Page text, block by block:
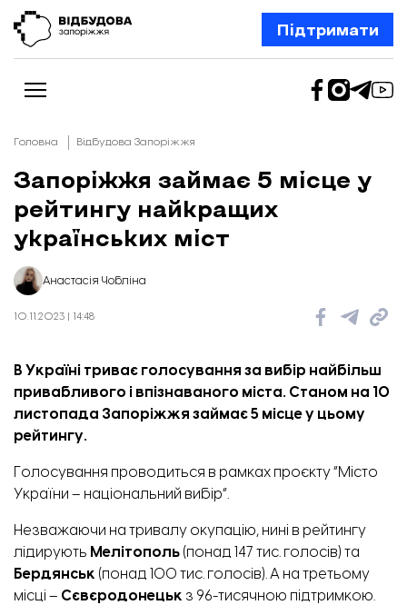
Підтримати
Новини
Відбудова Запоріжжя
Ексклюзив
Бізнес
Шлях додому
Відбудова. Життя
Про нас
Головна Відбудова Запоріжжя
Запоріжжя займає 5 місце у
рейтингу найкращих
українських міст
Анастасія Чобліна
10.11.2023 | 14:48
В Україні триває голосування за вибір найбільш
привабливого і впізнаваного міста. Станом на 10
листопада Запоріжжя займає 5 місце у цьому
рейтингу.
Голосування проводиться в рамках проєкту “Місто
України – національний вибір”.
Незважаючи на тривалу окупацію, нині в рейтингу
лідирують Мелітополь (понад 147 тис. голосів) та
Бердянськ (понад 100 тис. голосів). А на третьому
місці – Сєвєродонецьк з 96-тисячною підтримкою.